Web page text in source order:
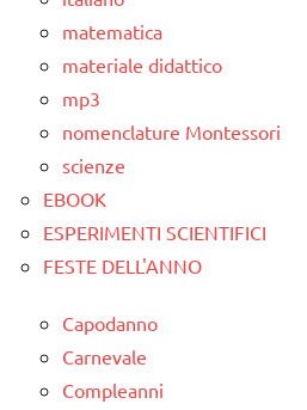
matematica
materiale didattico
mp3
nomenclature Montessori
scienze
EBOOK
ESPERIMENTI SCIENTIFICI
FESTE DELL'ANNO
Capodanno
Carnevale
Compleanni